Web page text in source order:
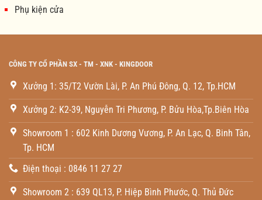
Phụ kiện cửa
CÔNG TY CỔ PHẦN SX - TM - XNK - KINGDOOR
Xưởng 1: 35/T2 Vườn Lài, P. An Phú Đông, Q. 12, Tp.HCM
Xưởng 2: K2-39, Nguyễn Tri Phương, P. Bửu Hòa,Tp.Biên Hòa
Showroom 1 : 602 Kinh Dương Vương, P. An Lạc, Q. Binh Tân,
Tp. HCM
Điện thoại : 0846 11 27 27
Showroom 2 : 639 QL13, P. Hiệp Bình Phước, Q. Thủ Đức